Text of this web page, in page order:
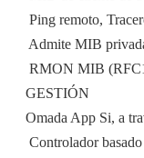
 Ping remoto,
 Admite MIB
 RMON MIB
GESTIÓN
Omada App Si, a
 Controlador